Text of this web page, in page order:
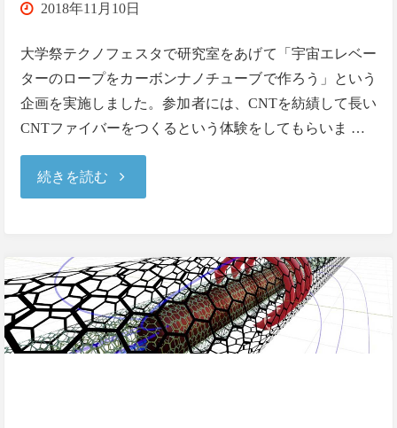
2018年11月10日
大学祭テクノフェスタで研究室をあげて「宇宙エレベー
ターのロープをカーボンナノチューブで作ろう」という
企画を実施しました。参加者には、CNTを紡績して長い
CNTファイバーをつくるという体験をしてもらいま …
続きを読む"2018/11/10
学
祭
テ